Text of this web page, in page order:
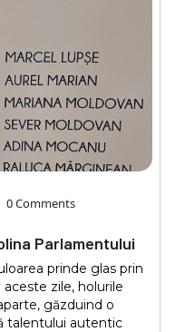
0 Comments
Parlamentului
prinde glas prin
zile, holurile
găzduind o
talentului autentic